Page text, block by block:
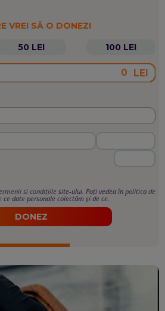
VREI SĂ O DONEZI
50 LEI 100 LEI
LEI
si condițiile site-ului. Poți vedea în politica de
ce date personale colectăm și de ce.
DONEZ